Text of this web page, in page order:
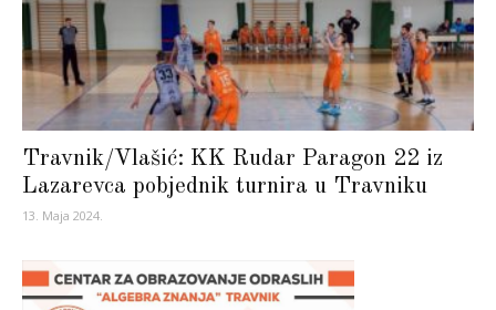
Travnik/Vlašić: KK Rudar Paragon 22 iz
Lazarevca pobjednik turnira u Travniku
13. Maja 2024.